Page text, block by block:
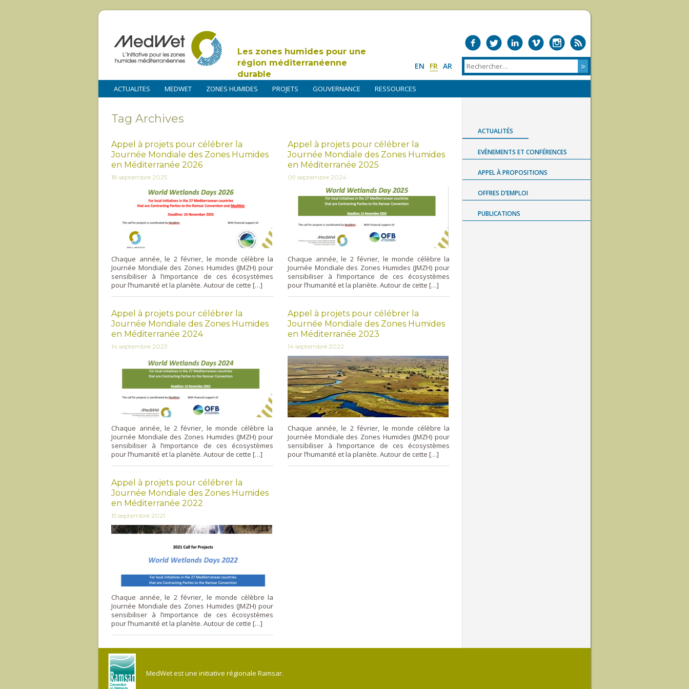
Les zones humides pour une
région méditerranéenne
durable
EN FR AR
ACTUALITES MEDWET ZONES HUMIDES PROJETS GOUVERNANCE RESSOURCES
Tag Archives
Appel à projets pour célébrer la
Journée Mondiale des Zones Humides
en Méditerranée 2026
18 septembre 2025
Chaque année, le 2 février, le monde célèbre la
Journée Mondiale des Zones Humides (JMZH) pour
sensibiliser à l’importance de ces écosystèmes
pour l’humanité et la planète. Autour de cette […]
Appel à projets pour célébrer la
Journée Mondiale des Zones Humides
en Méditerranée 2025
09 septembre 2024
Chaque année, le 2 février, le monde célèbre la
Journée Mondiale des Zones Humides (JMZH) pour
sensibiliser à l’importance de ces écosystèmes
pour l’humanité et la planète. Autour de cette […]
Appel à projets pour célébrer la
Journée Mondiale des Zones Humides
en Méditerranée 2024
14 septembre 2023
Chaque année, le 2 février, le monde célèbre la
Journée Mondiale des Zones Humides (JMZH) pour
sensibiliser à l’importance de ces écosystèmes
pour l’humanité et la planète. Autour de cette […]
Appel à projets pour célébrer la
Journée Mondiale des Zones Humides
en Méditerranée 2023
14 septembre 2022
Chaque année, le 2 février, le monde célèbre la
Journée Mondiale des Zones Humides (JMZH) pour
sensibiliser à l’importance de ces écosystèmes
pour l’humanité et la planète. Autour de cette […]
Appel à projets pour célébrer la
Journée Mondiale des Zones Humides
en Méditerranée 2022
15 septembre 2021
Chaque année, le 2 février, le monde célèbre la
Journée Mondiale des Zones Humides (JMZH) pour
sensibiliser à l’importance de ces écosystèmes
pour l’humanité et la planète. Autour de cette […]
ACTUALITÉS
EVÈNEMENTS ET CONFÉRENCES
APPEL À PROPOSITIONS
OFFRES D’EMPLOI
PUBLICATIONS
MedWet est une initiative régionale Ramsar.